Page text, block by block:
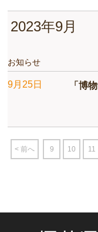
2023年9月
お知らせ
9月25日 「博
< 前へ 9 10 11